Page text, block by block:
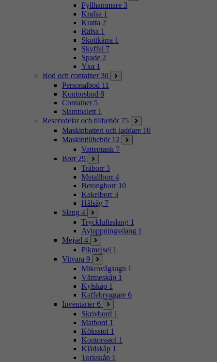
Fyllhammare 3
Krafsa 1
Kratta 2
Räfsa 1
Skottkärra 1
Skyffel 7
Spade 2
Yxa 1
Bod och container 30
Personalbod 11
Kontorsbod 8
Container 5
Slamtoalett 1
Reservdelar och tillbehör 75
Maskinbatteri och laddare 10
Maskintillbehör 12
Vattentank 7
Borr 29
Träborr 3
Metallborr 4
Betongborr 10
Kakelborr 3
Hålsåg 7
Slang 4
Tryckluftsslang 1
Avtappningsslang 1
Mejsel 4
Pikmejsel 1
Vitvara 9
Mikrovågsugn 1
Värmeskåp 1
Kylskåp 1
Kaffebryggare 6
Inventarier 6
Skrivbord 1
Matbord 1
Köksstol 1
Kontorsstol 1
Klädskåp 1
Torkskåp 1